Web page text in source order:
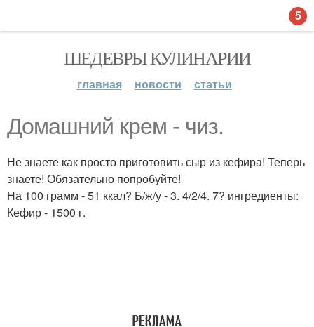
ШЕДЕВРЫ КУЛИНАРИИ
главная новости статьи
Домашний крем - чиз.
Не знаете как просто приготовить сыр из кефира! Теперь
знаете! Обязательно попробуйте!
На 100 грамм - 51 ккал? Б/ж/у - 3. 4/2/4. 7? ингредиенты:
Кефир - 1500 г.
5